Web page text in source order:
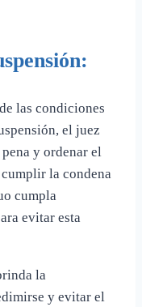
las condiciones
el juez
y ordenar el
la condena
cumpla
evitar esta
la
y evitar el